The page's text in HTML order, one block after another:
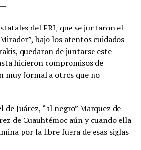
del PRI, que se juntaron el
bajo los atentos cuidados
quedaron de juntarse este
hicieron compromisos de
muy formal a otros que no
de Juárez, “al negro” Marquez de
de Cuauhtémoc aún y cuando ella
por la libre fuera de esas siglas